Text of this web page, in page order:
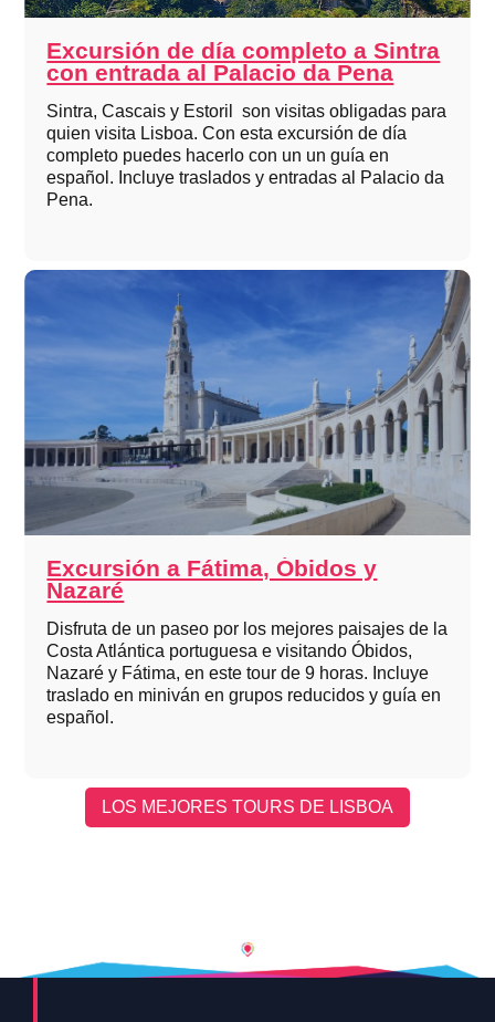
Excursión de día completo a Sintra
con entrada al Palacio da Pena
Sintra, Cascais y Estoril son visitas obligadas para
quien visita Lisboa. Con esta excursión de día
completo puedes hacerlo con un un guía en
español. Incluye traslados y entradas al Palacio da
Pena.
Excursión a Fátima, Óbidos y
Nazaré
Disfruta de un paseo por los mejores paisajes de la
Costa Atlántica portuguesa e visitando Óbidos,
Nazaré y Fátima, en este tour de 9 horas. Incluye
traslado en miniván en grupos reducidos y guía en
español.
LOS MEJORES TOURS DE LISBOA